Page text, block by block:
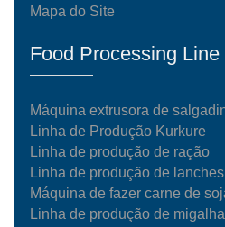
Mapa do Site
Food Processing Line
Máquina extrusora de
Linha de Produção Kurkure
Linha de produção de ração
Linha de produção de
Máquina de fazer carne de
Linha de produção de